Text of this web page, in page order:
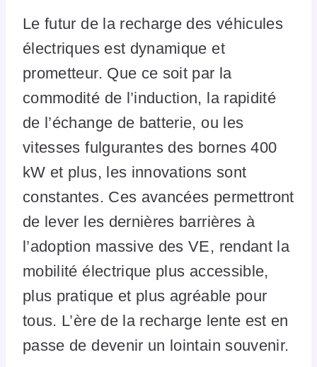
Le futur de la recharge des véhicules
électriques est dynamique et
prometteur. Que ce soit par la
commodité de l’induction, la rapidité
de l’échange de batterie, ou les
vitesses fulgurantes des bornes 400
kW et plus, les innovations sont
constantes. Ces avancées permettront
de lever les dernières barrières à
l’adoption massive des VE, rendant la
mobilité électrique plus accessible,
plus pratique et plus agréable pour
tous. L’ère de la recharge lente est en
passe de devenir un lointain souvenir.